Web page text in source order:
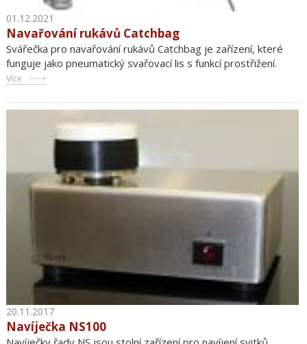
01.12.2021
Navařování rukávů Catchbag
Svářečka pro navařování rukávů Catchbag je zařízení, které
funguje jako pneumatický svařovací lis s funkcí prostřižení.
Více
20.11.2017
Navíječka NS100